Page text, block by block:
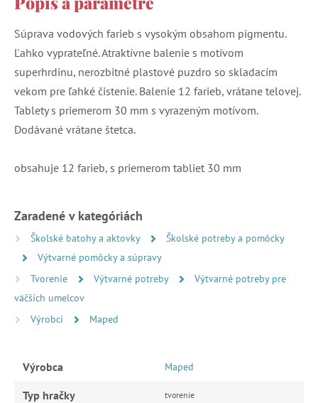
Súprava vodových farieb s vysokým obsahom pigmentu.
Ľahko vyprateľné. Atraktívne balenie s motívom
superhrdinu, nerozbitné plastové puzdro so skladacím
vekom pre ľahké čistenie. Balenie 12 farieb, vrátane telovej.
Tablety s priemerom 30 mm s vyrazeným motívom.
Dodávané vrátane štetca.
obsahuje 12 farieb, s priemerom tabliet 30 mm
Zaradené v kategóriách
Školské batohy a aktovky
Školské potreby a pomôcky
Výtvarné pomôcky a súpravy
Tvorenie
Výtvarné potreby
Výtvarné potreby pre
väčších umelcov
Výrobci
Maped
Výrobca Maped
Typ hračky tvorenie